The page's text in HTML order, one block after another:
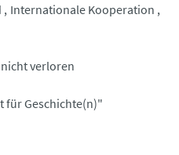
Internationale Kooperation
verloren
für Geschichte(n)"